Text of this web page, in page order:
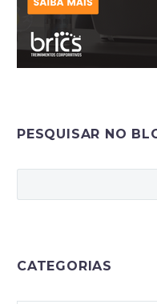
PESQUISAR NO
CATEGORIAS